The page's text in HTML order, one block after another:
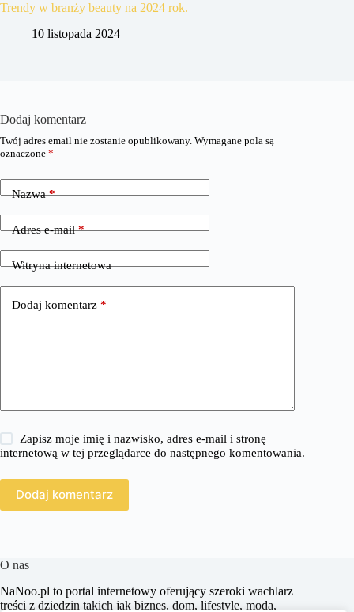
Trendy w branży beauty na 2024 rok.
10 listopada 2024
Dodaj komentarz
Twój adres email nie zostanie opublikowany. Wymagane pola są
oznaczone *
Nazwa*
Adres e-mail*
Witryna internetowa
Dodaj komentarz *
Zapisz moje imię i nazwisko, adres e-mail i stronę
internetową w tej przeglądarce do następnego komentowania.
Dodaj komentarz
O nas
​NaNoo.pl to portal internetowy oferujący szeroki wachlarz
treści z dziedzin takich jak biznes, dom, lifestyle, moda,